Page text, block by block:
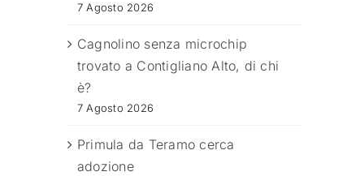
7 Agosto 2026
Cagnolino senza microchip
trovato a Contigliano Alto, di chi
è?
7 Agosto 2026
Primula da Teramo cerca
adozione